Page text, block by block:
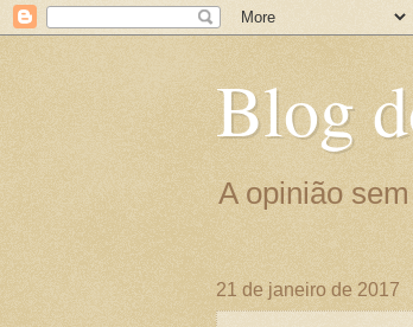
Blog
A opinião
21 de janeiro de 2017